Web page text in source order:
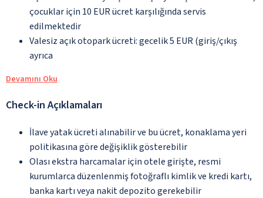
çocuklar için 10 EUR ücret karşılığında servis
edilmektedir
Valesiz açık otopark ücreti: gecelik 5 EUR (giriş/çıkış
ayrıca
Devamını Oku
Check-in Açıklamaları
İlave yatak ücreti alınabilir ve bu ücret, konaklama yeri
politikasına göre değişiklik gösterebilir
Olası ekstra harcamalar için otele girişte, resmi
kurumlarca düzenlenmiş fotoğraflı kimlik ve kredi kartı,
banka kartı veya nakit depozito gerekebilir